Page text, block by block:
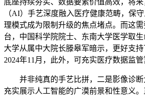
底座持续夯实、数据要素价值高效，将
（AI）手艺深度融入医疗健康范畴，保
理模式成为限制升级的焦点堵点。而这
台，中国科学院院士、东南大学医学取
大学从属中大院长滕皋军暗示，更好支持
2024年11月，此外，可充实医疗数据监管
并非纯真的手艺比拼，二是影像诊断
充实展示人工智能的广漠前景和性意义